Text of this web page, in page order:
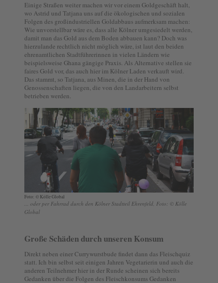
Einige Straßen weiter machen wir vor einem Goldgeschäft halt,
wo Astrid und Tatjana uns auf die ökologischen und sozialen
Folgen des großindustriellen Goldabbaus aufmerksam machen:
Wie unvorstellbar wäre es, dass alle Kölner umgesiedelt werden,
damit man das Gold aus dem Boden abbauen kann? Doch was
hierzulande rechtlich nicht möglich wäre, ist laut den beiden
ehrenamtlichen Stadtführerinnen in vielen Ländern wie
beispielsweise Ghana gängige Praxis. Als Alternative stellen sie
faires Gold vor, das auch hier im Kölner Laden verkauft wird.
Das stammt, so Tatjana, aus Minen, die in der Hand von
Genossenschaften liegen, die von den Landarbeitern selbst
betrieben werden.
Foto: © Kölle Global
... oder per Fahrrad durch den Kölner Stadtteil Ehrenfeld, Foto: © Kölle
Global
Große Schäden durch unseren Konsum
Direkt neben einer Currywurstbude findet dann das Fleischquiz
statt. Ich bin selbst seit einigen Jahren Vegetarierin und auch die
anderen Teilnehmer hier in der Runde scheinen sich bereits
Gedanken über die Folgen des Fleischkonsums Gedanken